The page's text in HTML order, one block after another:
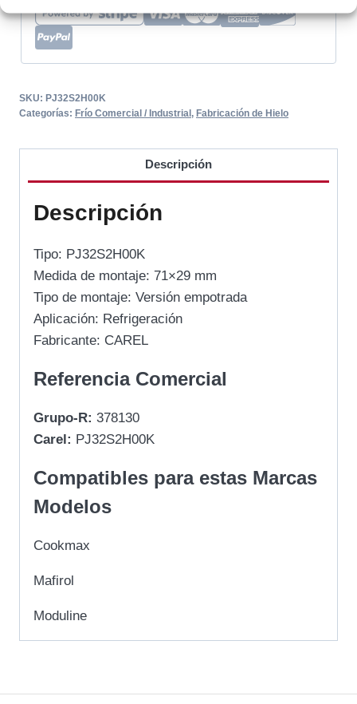
SKU: PJ32S2H00K
Categorías: Frío Comercial / Industrial, Fabricación de Hielo
Descripción
Descripción
Tipo: PJ32S2H00K
Medida de montaje: 71×29 mm
Tipo de montaje: Versión empotrada
Aplicación: Refrigeración
Fabricante: CAREL
Referencia Comercial
Grupo-R: 378130
Carel: PJ32S2H00K
Compatibles para estas Marcas
Modelos
Cookmax
Mafirol
Moduline